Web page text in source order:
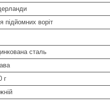
підйомних воріт
сталь
г